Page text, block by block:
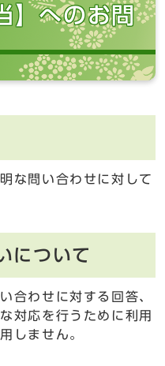
】へのお問
な問い合わせに対して
について
合わせに対する回答、
対応を行うために利用
しません。